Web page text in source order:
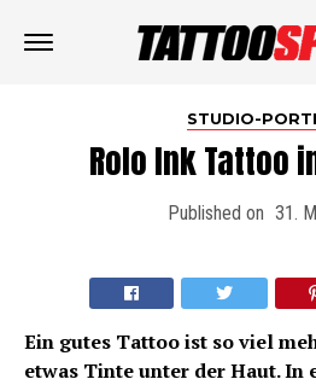
STUDIO-
Rolo Ink Tattoo
Published on 31.
Ein gutes Tattoo ist so viel
etwas Tinte unter der Haut. In